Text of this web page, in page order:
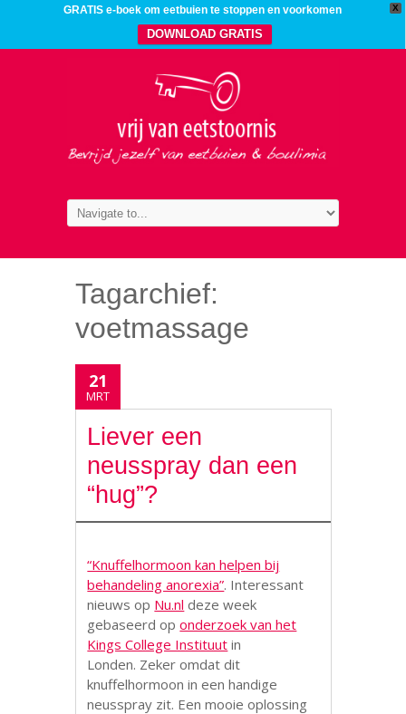
X
GRATIS e-boek om eetbuien te stoppen en voorkomen
DOWNLOAD GRATIS
Tagarchief:
voetmassage
21
MRT
Liever een
neusspray dan een
“hug”?
“Knuffelhormoon kan helpen bij
behandeling anorexia”. Interessant
nieuws op Nu.nl deze week
gebaseerd oponderzoek van het
Kings College Instituut in
Londen. Zeker omdat dit
knuffelhormoon in een handige
neusspray zit. Een mooie oplossing